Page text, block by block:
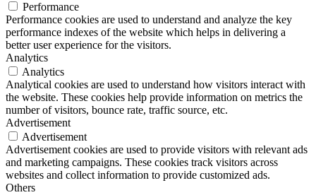
Performance
Performance cookies are used to understand and analyze the key
performance indexes of the website which helps in delivering a
better user experience for the visitors.
Analytics
Analytics
Analytical cookies are used to understand how visitors interact with
the website. These cookies help provide information on metrics the
number of visitors, bounce rate, traffic source, etc.
Advertisement
Advertisement
Advertisement cookies are used to provide visitors with relevant ads
and marketing campaigns. These cookies track visitors across
websites and collect information to provide customized ads.
Others